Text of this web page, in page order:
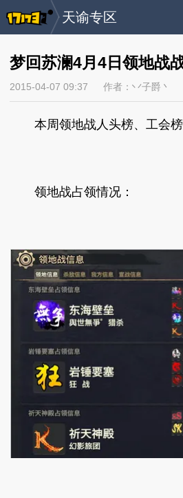
天谕专区
梦回苏澜4月4日领地战
2015-04-07 09:37 作者：丷子爵丶
本周领地战人头榜、工会榜
领地战占领情况：